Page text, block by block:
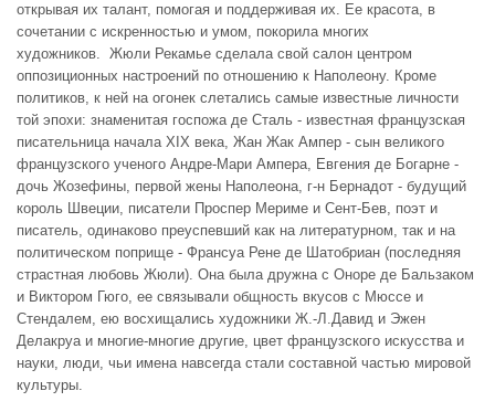
открывая их талант, помогая и поддерживая их. Ее красота, в
сочетании с искренностью и умом, покорила многих
художников. Жюли Рекамье сделала свой салон центром
оппозиционных настроений по отношению к Наполеону. Кроме
политиков, к ней на огонек слетались самые известные личности
той эпохи: знаменитая госпожа де Сталь - известная французская
писательница начала XIX века, Жан Жак Ампер - сын великого
французского ученого Андре-Мари Ампера, Евгения де Богарне -
дочь Жозефины, первой жены Наполеона, г-н Бернадот - будущий
король Швеции, писатели Проспер Мериме и Сент-Бев, поэт и
писатель, одинаково преуспевший как на литературном, так и на
политическом поприще - Франсуа Рене де Шатобриан (последняя
страстная любовь Жюли). Она была дружна с Оноре де Бальзаком
и Виктором Гюго, ее связывали общность вкусов с Мюссе и
Стендалем, ею восхищались художники Ж.-Л.Давид и Эжен
Делакруа и многие-многие другие, цвет французского искусства и
науки, люди, чьи имена навсегда стали составной частью мировой
культуры.